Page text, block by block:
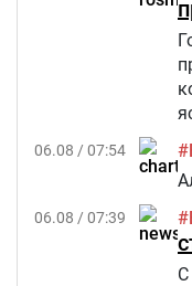
06.08 / 07:54
06.08 / 07:39
С